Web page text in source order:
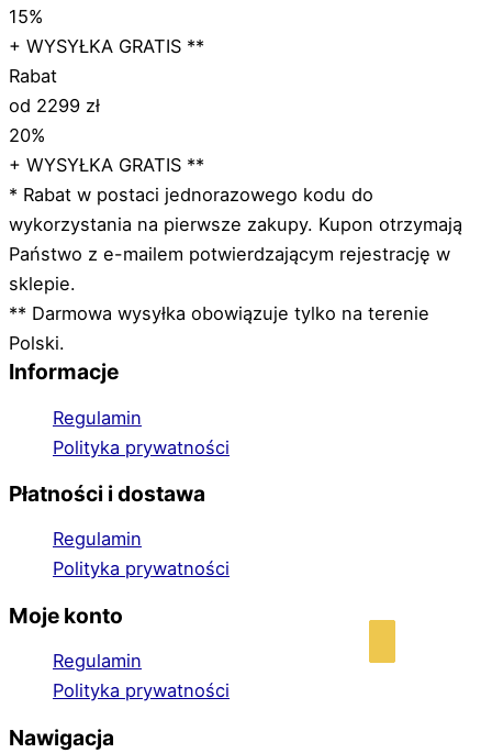
15%
+ WYSYŁKA GRATIS **
Rabat
od 2299 zł
20%
+ WYSYŁKA GRATIS **
* Rabat w postaci jednorazowego kodu do
wykorzystania na pierwsze zakupy. Kupon otrzymają
Państwo z e-mailem potwierdzającym rejestrację w
sklepie.
** Darmowa wysyłka obowiązuje tylko na terenie
Polski.
Informacje
Regulamin
Polityka prywatności
Płatności i dostawa
Regulamin
Polityka prywatności
Moje konto
Regulamin
Polityka prywatności
Nawigacja